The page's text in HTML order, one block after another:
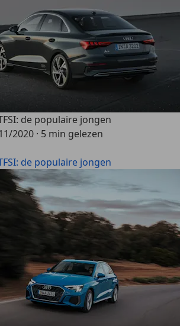
de populaire jongen
2020 · 5 min gelezen
de populaire jongen